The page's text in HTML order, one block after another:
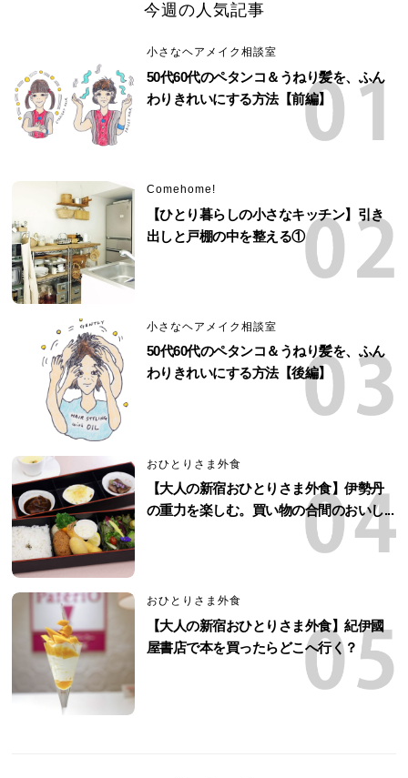
今週の人気記事
小さなヘアメイク相談室
50代60代のペタンコ＆うねり髪を、ふん
わりきれいにする方法【前編】
Comehome!
【ひとり暮らしの小さなキッチン】引き
出しと戸棚の中を整える①
小さなヘアメイク相談室
50代60代のペタンコ＆うねり髪を、ふん
わりきれいにする方法【後編】
おひとりさま外食
【大人の新宿おひとりさま外食】伊勢丹
の重力を楽しむ。買い物の合間のおいし...
おひとりさま外食
【大人の新宿おひとりさま外食】紀伊國
屋書店で本を買ったらどこへ行く？